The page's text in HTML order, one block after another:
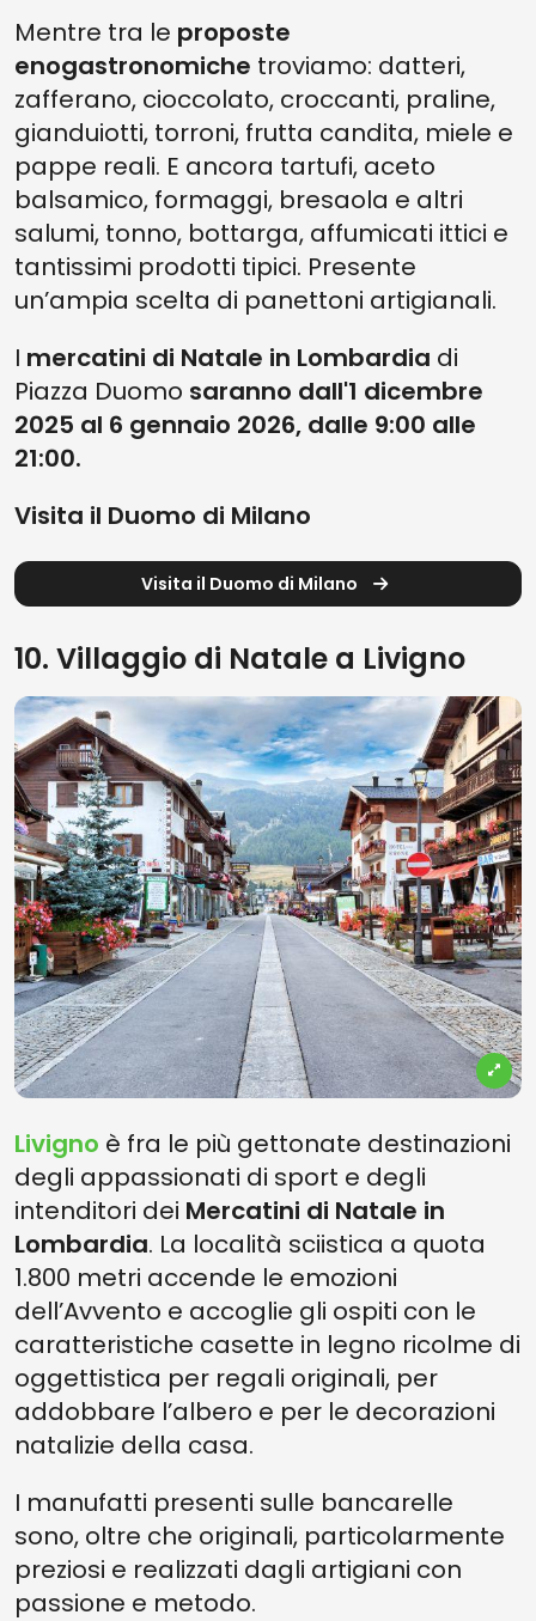
Mentre tra le proposte
enogastronomiche troviamo: datteri,
zafferano, cioccolato, croccanti, praline,
gianduiotti, torroni, frutta candita, miele e
pappe reali. E ancora tartufi, aceto
balsamico, formaggi, bresaola e altri
salumi, tonno, bottarga, affumicati ittici e
tantissimi prodotti tipici. Presente
un’ampia scelta di panettoni artigianali.
I mercatini di Natale in Lombardia di
Piazza Duomo saranno dall'1 dicembre
2025 al 6 gennaio 2026, dalle 9:00 alle
21:00.
Visita il Duomo di Milano
Visita il Duomo di Milano
10. Villaggio di Natale a Livigno
Livigno è fra le più gettonate destinazioni
degli appassionati di sport e degli
intenditori dei Mercatini di Natale in
Lombardia. La località sciistica a quota
1.800 metri accende le emozioni
dell’Avvento e accoglie gli ospiti con le
caratteristiche casette in legno ricolme di
oggettistica per regali originali, per
addobbare l’albero e per le decorazioni
natalizie della casa.
I manufatti presenti sulle bancarelle
sono, oltre che originali, particolarmente
preziosi e realizzati dagli artigiani con
passione e metodo.